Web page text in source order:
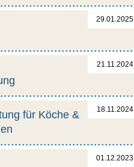
29.01.2025
21.11.2024
18.11.2024
für Köche &
01.12.2023